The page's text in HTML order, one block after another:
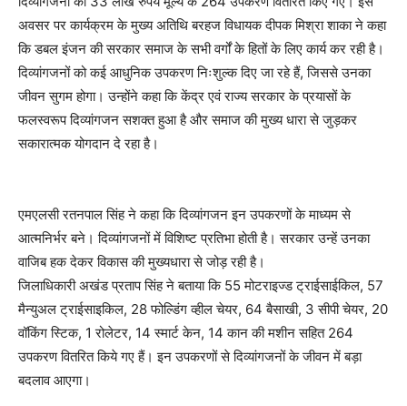
अवसर पर कार्यक्रम के मुख्य अतिथि बरहज विधायक दीपक मिश्रा शाका ने कहा
कि डबल इंजन की सरकार समाज के सभी वर्गों के हितों के लिए कार्य कर रही है।
दिव्यांगजनों को कई आधुनिक उपकरण निःशुल्क दिए जा रहे हैं, जिससे उनका
जीवन सुगम होगा। उन्होंने कहा कि केंद्र एवं राज्य सरकार के प्रयासों के
फलस्वरूप दिव्यांगजन सशक्त हुआ है और समाज की मुख्य धारा से जुड़कर
सकारात्मक योगदान दे रहा है।
एमएलसी रतनपाल सिंह ने कहा कि दिव्यांगजन इन उपकरणों के माध्यम से
आत्मनिर्भर बने। दिव्यांगजनों में विशिष्ट प्रतिभा होती है। सरकार उन्हें उनका
वाजिब हक देकर विकास की मुख्यधारा से जोड़ रही है।
जिलाधिकारी अखंड प्रताप सिंह ने बताया कि 55 मोटराइज्ड ट्राईसाईकिल, 57
मैन्युअल ट्राईसाइकिल, 28 फोल्डिंग व्हील चेयर, 64 बैसाखी, 3 सीपी चेयर, 20
वॉकिंग स्टिक, 1 रोलेटर, 14 स्मार्ट केन, 14 कान की मशीन सहित 264
उपकरण वितरित किये गए हैं। इन उपकरणों से दिव्यांगजनों के जीवन में बड़ा
बदलाव आएगा।